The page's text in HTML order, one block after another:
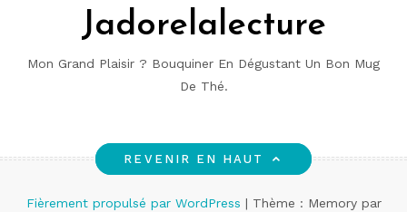
Jadorelalecture
Mon Grand Plaisir ? Bouquiner En Dégustant Un Bon Mug
De Thé.
REVENIR EN HAUT
Fièrement propulsé par WordPress | Thème : Memory par